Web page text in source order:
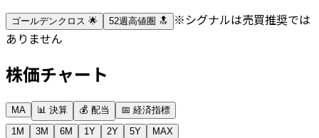
ゴールデンクロス 🌟 52週高値圏 🔝
※シグナルは売買推奨では
ありません
株価チャート
MA 📊 決算 💰 配当
📅 経済指標
1M
3M 6M 1Y 2Y 5Y MAX